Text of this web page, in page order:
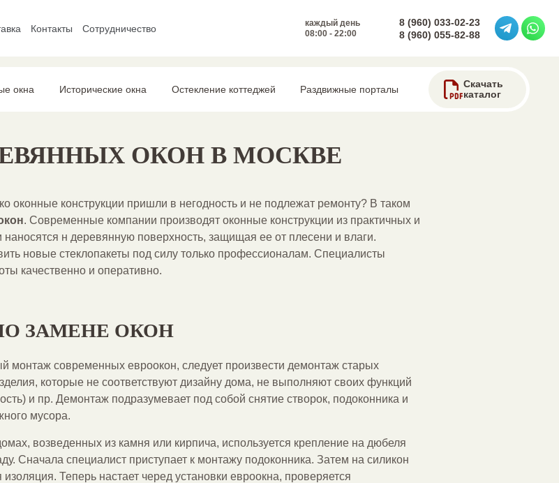
Контакты Сотрудничество
каждый день
08:00 - 22:00
8 (960) 033-02-23
8 (960) 055-82-88
окна Исторические окна Остекление коттеджей Раздвижные порталы
Скачать
каталог
ОКОН В МОСКВЕ
оконные конструкции пришли в негодность и не подлежат ремонту? В таком
. Современные компании производят оконные конструкции из практичных и
н деревянную поверхность, защищая ее от плесени и влаги.
новые стеклопакеты под силу только профессионалам. Специалисты
качественно и оперативно.
ЗАМЕНЕ ОКОН
монтаж современных евроокон, следует произвести демонтаж старых
которые не соответствуют дизайну дома, не выполняют своих функций
и пр. Демонтаж подразумевает под собой снятие створок, подоконника и
мусора.
возведенных из камня или кирпича, используется крепление на дюбеля
Сначала специалист приступает к монтажу подоконника. Затем на силикон
Теперь настает черед установки евроокна, проверяется